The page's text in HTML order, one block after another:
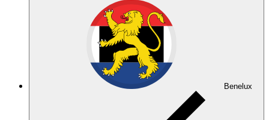
Benelux